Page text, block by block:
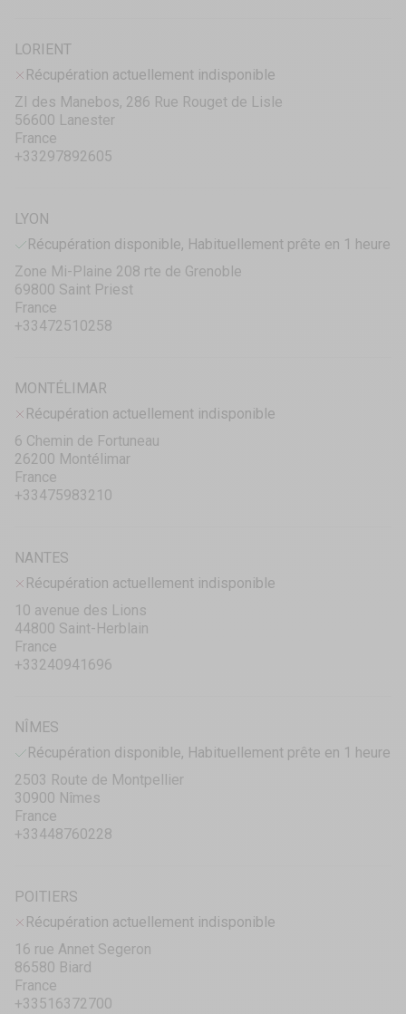
LORIENT
Récupération actuellement indisponible
ZI des Manebos, 286 Rue Rouget de Lisle
56600 Lanester
France
+33297892605
LYON
Récupération disponible, Habituellement prête en 1 heure
Zone Mi-Plaine 208 rte de Grenoble
69800 Saint Priest
France
+33472510258
MONTÉLIMAR
Récupération actuellement indisponible
6 Chemin de Fortuneau
26200 Montélimar
France
+33475983210
NANTES
Récupération actuellement indisponible
10 avenue des Lions
44800 Saint-Herblain
France
+33240941696
NÎMES
Récupération disponible, Habituellement prête en 1 heure
2503 Route de Montpellier
30900 Nîmes
France
+33448760228
POITIERS
Récupération actuellement indisponible
16 rue Annet Segeron
86580 Biard
France
+33516372700